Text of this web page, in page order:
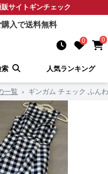
サイトギンチェック
入で送料無料
0 0
索 人気ランキング
一覧 › ギンガム チェック ふん